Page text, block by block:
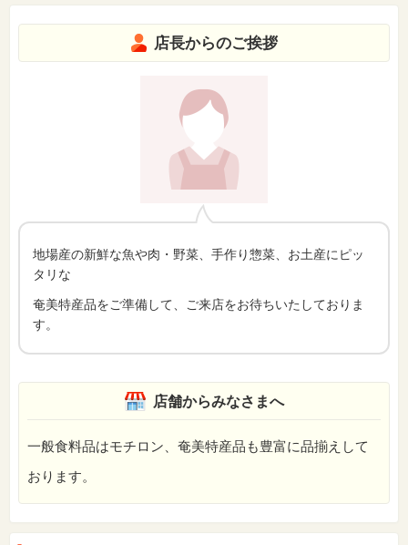
店長からのご挨拶
地場産の新鮮な魚や肉・野菜、手作り惣菜、お土産にピッ
タリな
奄美特産品をご準備して、ご来店をお待ちいたしておりま
す。
店舗からみなさまへ
一般食料品はモチロン、奄美特産品も豊富に品揃えして
おります。